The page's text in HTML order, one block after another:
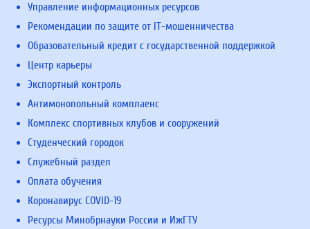
Управление информационных ресурсов
Рекомендации по защите от IT-мошенничества
Образовательный кредит с государственной поддержкой
Центр карьеры
Экспортный контроль
Антимонопольный комплаенс
Комплекс спортивных клубов и сооружений
Студенческий городок
Служебный раздел
Оплата обучения
Коронавирус COVID-19
Ресурсы Минобрнауки России и ИжГТУ